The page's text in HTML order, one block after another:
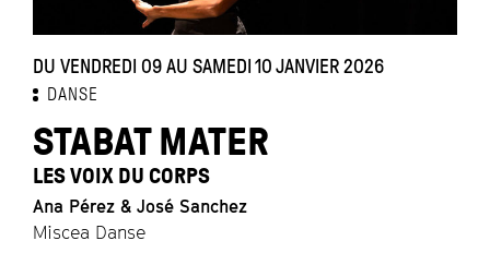
DU VENDREDI 09 AU SAMEDI 10 JANVIER 2026
DANSE
STABAT MATER
LES VOIX DU CORPS
Ana Pérez & José Sanchez
Miscea Danse